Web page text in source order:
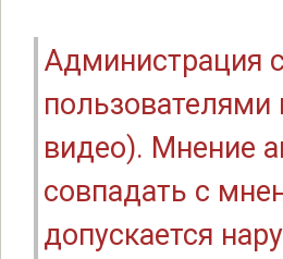
Администрация
видео). Мнение
совпадать с
допускается